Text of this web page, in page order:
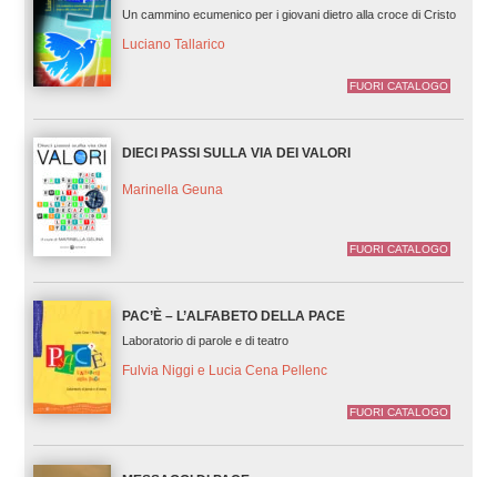
Un cammino ecumenico per i giovani dietro alla croce di Cristo
Luciano Tallarico
FUORI CATALOGO
DIECI PASSI SULLA VIA DEI VALORI
Marinella Geuna
FUORI CATALOGO
PAC’È – L’ALFABETO DELLA PACE
Laboratorio di parole e di teatro
Fulvia Niggi e Lucia Cena Pellenc
FUORI CATALOGO